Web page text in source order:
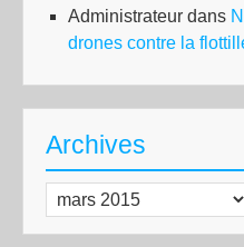
Administrateur dans
drones contre la
Archives
Archives